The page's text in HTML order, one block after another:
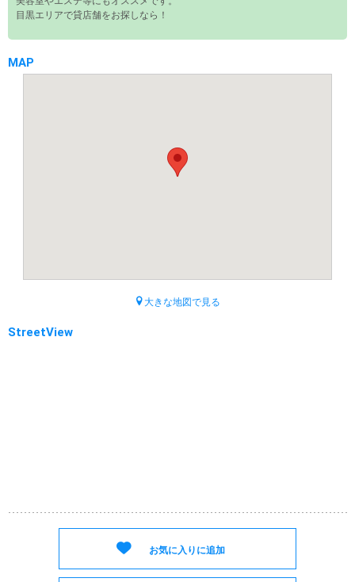
目黒エリアで貸店舗をお探しなら！
MAP
大きな地図で見る
StreetView
お気に入りに追加